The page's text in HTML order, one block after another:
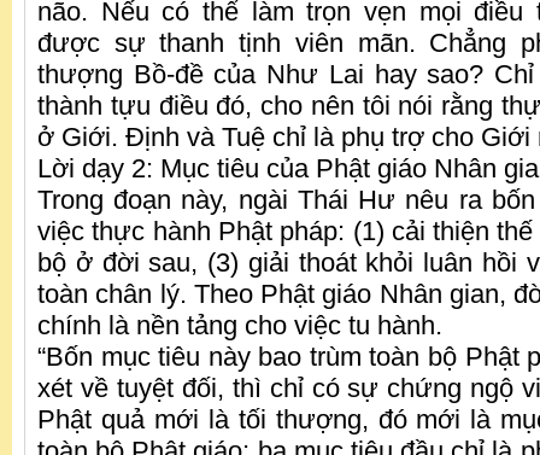
não. Nếu có thể làm trọn vẹn mọi điều
được sự thanh tịnh viên mãn. Chẳng
thượng Bồ-đề của Như Lai hay sao?
thành tựu điều đó, cho nên tôi nói rằng
ở Giới. Định và Tuệ chỉ là phụ trợ cho Giới
Lời dạy 2: Mục tiêu của Phật giáo Nhân
Trong đoạn này, ngài Thái Hư nêu ra
việc thực hành Phật pháp: (1) cải thiện
bộ ở đời sau, (3) giải thoát khỏi luân hồi
toàn chân lý. Theo Phật giáo Nhân gian,
chính là nền tảng cho việc tu hành.
“Bốn mục tiêu này bao trùm toàn bộ Phật
xét về tuyệt đối, thì chỉ có sự chứng ngộ
Phật quả mới là tối thượng, đó mới là